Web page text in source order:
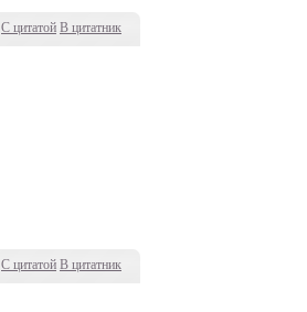
С цитатой В цитатник
С цитатой В цитатник